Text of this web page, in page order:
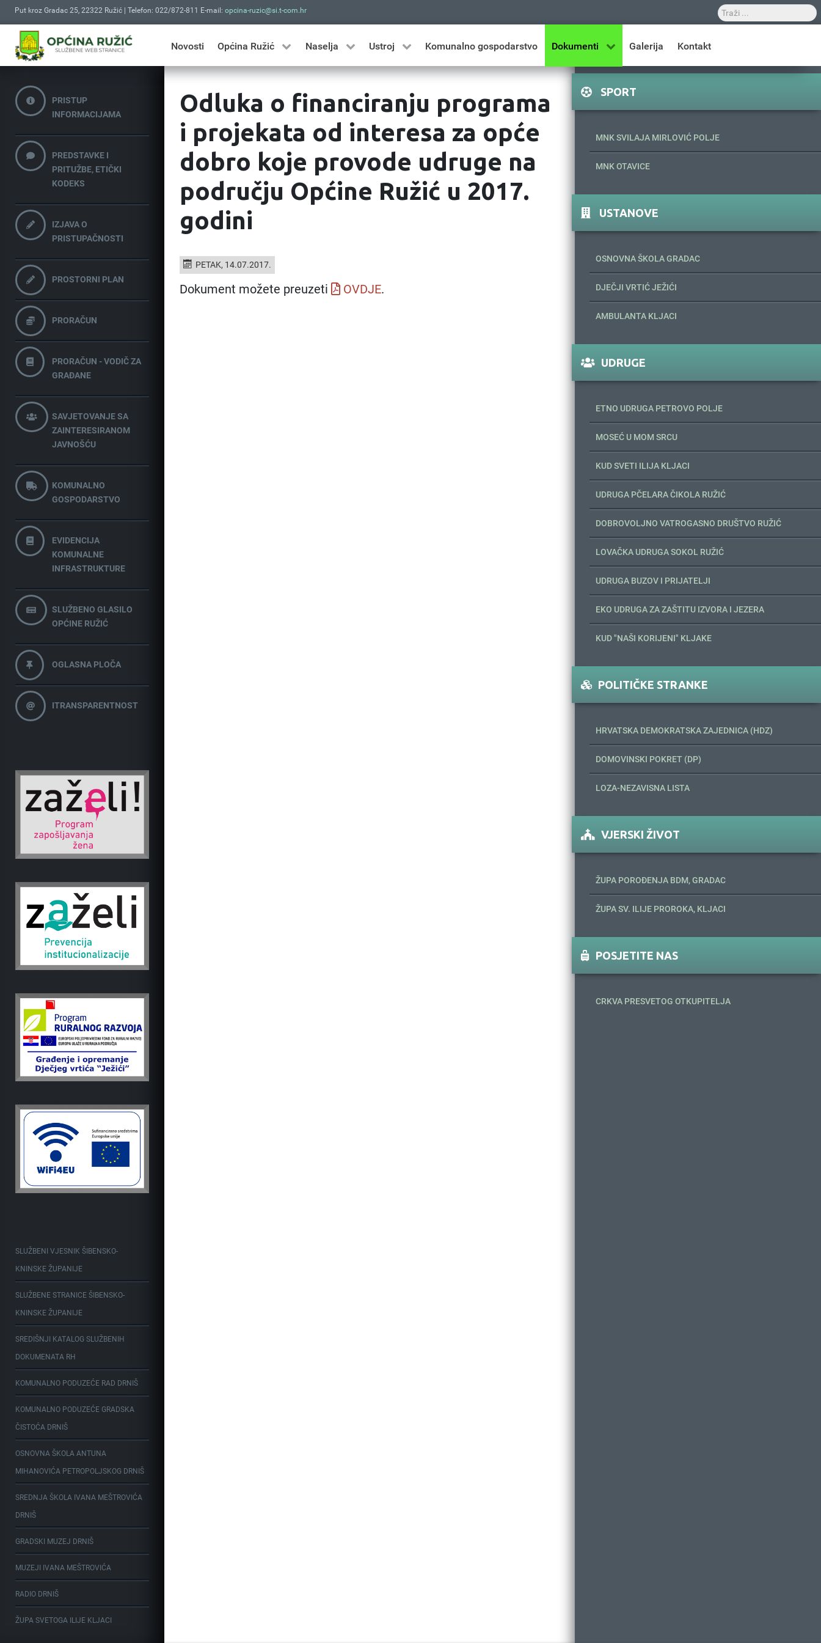
Put kroz Gradac 25, 22322 Ružić | Telefon: 022/872-811 E-mail: opcina-ruzic@si.t-com.hr
Novosti Općina Ružić Naselja Ustroj Komunalno gospodarstvo Dokumenti Galerija Kontakt
PRISTUP
INFORMACIJAMA
PREDSTAVKE I
PRITUŽBE, ETIČKI
KODEKS
IZJAVA O
PRISTUPAČNOSTI
PROSTORNI PLAN
PRORAČUN
PRORAČUN - VODIČ ZA
GRAĐANE
SAVJETOVANJE SA
ZAINTERESIRANOM
JAVNOŠĆU
KOMUNALNO
GOSPODARSTVO
EVIDENCIJA
KOMUNALNE
INFRASTRUKTURE
SLUŽBENO GLASILO
OPĆINE RUŽIĆ
OGLASNA PLOČA
ITRANSPARENTNOST
SLUŽBENI VJESNIK ŠIBENSKO-
KNINSKE ŽUPANIJE
SLUŽBENE STRANICE ŠIBENSKO-
KNINSKE ŽUPANIJE
SREDIŠNJI KATALOG SLUŽBENIH
DOKUMENATA RH
KOMUNALNO PODUZEĆE RAD DRNIŠ
KOMUNALNO PODUZEĆE GRADSKA
ČISTOĆA DRNIŠ
OSNOVNA ŠKOLA ANTUNA
MIHANOVIĆA PETROPOLJSKOG DRNIŠ
SREDNJA ŠKOLA IVANA MEŠTROVIĆA
DRNIŠ
GRADSKI MUZEJ DRNIŠ
MUZEJI IVANA MEŠTROVIĆA
RADIO DRNIŠ
ŽUPA SVETOGA ILIJE KLJACI
Odluka o financiranju programa
i projekata od interesa za opće
dobro koje provode udruge na
području Općine Ružić u 2017.
godini
PETAK, 14.07.2017.
Dokument možete preuzeti OVDJE.
SPORT
MNK SVILAJA MIRLOVIĆ POLJE
MNK OTAVICE
USTANOVE
OSNOVNA ŠKOLA GRADAC
DJEČJI VRTIĆ JEŽIĆI
AMBULANTA KLJACI
UDRUGE
ETNO UDRUGA PETROVO POLJE
MOSEĆ U MOM SRCU
KUD SVETI ILIJA KLJACI
UDRUGA PČELARA ČIKOLA RUŽIĆ
DOBROVOLJNO VATROGASNO DRUŠTVO RUŽIĆ
LOVAČKA UDRUGA SOKOL RUŽIĆ
UDRUGA BUZOV I PRIJATELJI
EKO UDRUGA ZA ZAŠTITU IZVORA I JEZERA
KUD "NAŠI KORIJENI" KLJAKE
POLITIČKE STRANKE
HRVATSKA DEMOKRATSKA ZAJEDNICA (HDZ)
DOMOVINSKI POKRET (DP)
LOZA-NEZAVISNA LISTA
VJERSKI ŽIVOT
ŽUPA POROĐENJA BDM, GRADAC
ŽUPA SV. ILIJE PROROKA, KLJACI
POSJETITE NAS
CRKVA PRESVETOG OTKUPITELJA